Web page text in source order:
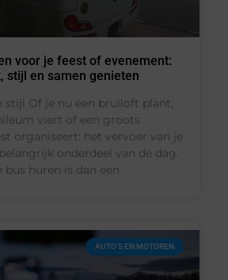
voor je feest of evenement:
stijl en samen genieten
stijl Of je nu een bruiloft plant,
viert of een groots
organiseert: het vervoer van je
onderdeel van de dag.
bus huren is dan een
AUTO’S EN MOTOREN